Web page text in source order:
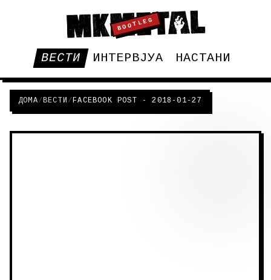
BOOTLEG
ВЕСТИ ИНТЕРВЈУА НАСТАНИ
ДОМА/ВЕСТИ /FACEBOOK POST - 2018-01-27